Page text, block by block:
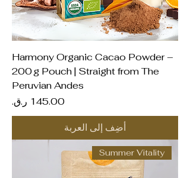
Harmony Organic Cacao Powder –
200 g Pouch | Straight from The
Peruvian Andes
السعر
أضِف إلى العربة
Summer Vitality